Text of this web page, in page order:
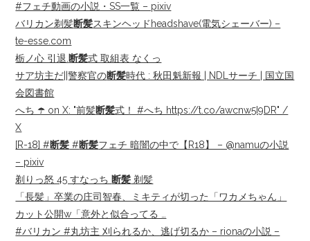
#フェチ動画の小説・SS一覧 – pixiv
バリカン剃髪断髪スキンヘッドheadshave(電気シェーバー) –
te-esse.com
栃ノ心 引退. 断髪式 取組表 なくっ
サア坊主だ||警察官の断髪時代 : 秋田魁新報 | NDLサーチ | 国立国
会図書館
へち ☂️ on X: "前髪断髪式！ #へち https://t.co/awcnw5I9DR" /
X
[R-18] #断髪 #断髪フェチ 暗闇の中で【R18】 – @namuの小説
– pixiv
剃りっ怒 45 すなっち 断髪 剃髪
「長髪」卒業の庄司智春、ミキティが切った「ワカメちゃん」
カット公開w「意外と似合ってる …
#バリカン #丸坊主 刈られるか、逃げ切るか – rionaの小説 –